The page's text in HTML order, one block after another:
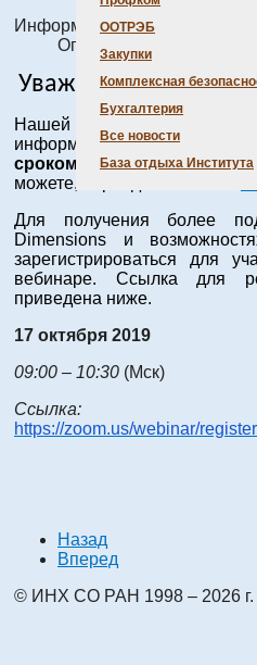
ООТРЭБ
Закупки
Комплексная
Бухгалтерия
Все новости
База отдыха Института
Информация о материале
Опубликовано: 19
Уважаемые
Нашей организации
информационно-
сроком до 31.10.2019.
можете, перейдя по ссылке
Для получения более
Dimensions и
зарегистрироваться для
вебинаре. Ссылка для
приведена ниже.
17 октября 2019
09:00 – 10:30 (Мск)
Ссылка:
https://zoom.us/webinar/register
Назад
Вперед
© ИНХ СО РАН 1998 – 2026 г.